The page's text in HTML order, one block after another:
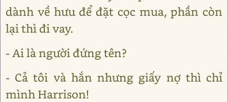
dành về hưu để đặt cọc mua, phần còn
lại thì đi vay.
- Ai là người đứng tên?
- Cả tôi và hắn nhưng giấy nợ thì chỉ
mình Harrison!